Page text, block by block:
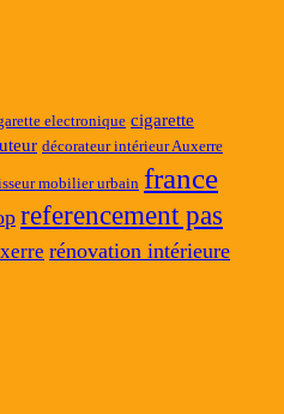
electronique cigarette
décorateur intérieur Auxerre
mobilier urbain france
referencement pas
rénovation intérieure